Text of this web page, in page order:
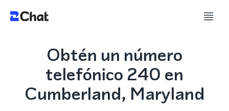
Obtén un número
telefónico 240 en
Cumberland, Maryland